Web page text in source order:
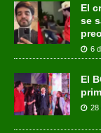
El
se
6
El
28